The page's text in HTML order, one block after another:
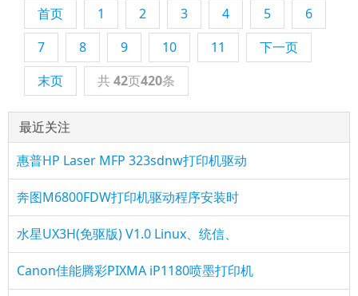
首页 1 2 3 4 5
6
7
8 9 10 11
下一页
末页
共42页420条
最近关注
惠普HP Laser MFP 323sdnw打印机驱动
奔图M6800FDW打印机驱动程序安装时
水星UX3H(免驱版) V1.0 Linux、统信、
Canon佳能腾彩PIXMA iP1180喷墨打印机